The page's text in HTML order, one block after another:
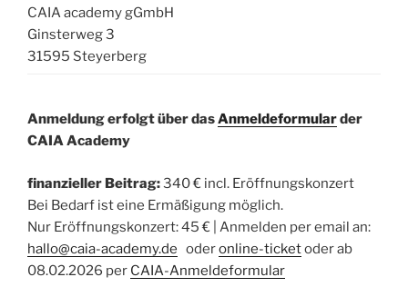
CAIA academy gGmbH
Ginsterweg 3
31595 Steyerberg
Anmeldung erfolgt über dasAnmeldeformularder
CAIA Academy
finanzieller Beitrag:340 € incl. Eröffnungskonzert
Bei Bedarf ist eine Ermäßigung möglich.
Nur Eröffnungskonzert: 45 € | Anmelden per email an:
hallo@caia-academy.de oderonline-ticketoder ab
08.02.2026 per CAIA-Anmeldeformular